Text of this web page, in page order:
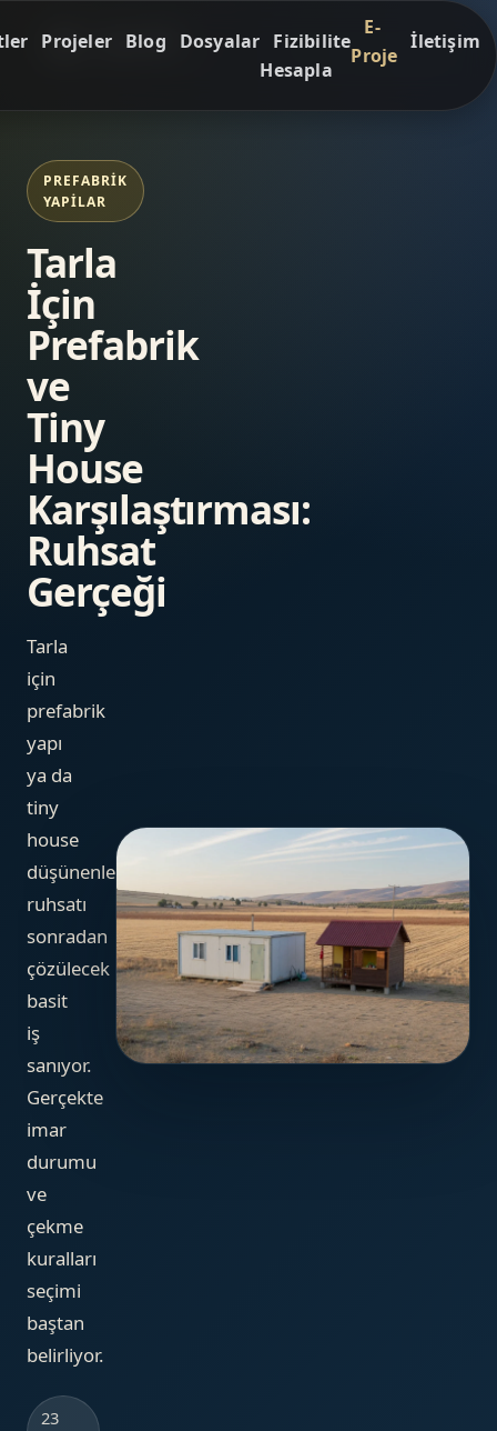
Projeler Blog Dosyalar Fizibilite
Hesapla
E-
Proje
İletişim
PREFABRIK
YAPILAR
Tarla
İçin
Prefabrik
ve
Tiny
House
Karşılaştırması:
Ruhsat
Gerçeği
Tarla
için
prefabrik
yapı
ya da
tiny
house
düşünenler
ruhsatı
sonradan
çözülecek
basit
iş
sanıyor.
Gerçekte
imar
durumu
ve
çekme
kuralları
seçimi
baştan
belirliyor.
23